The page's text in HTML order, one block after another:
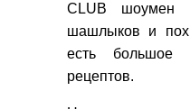
CLUB шоумен
шашлыков и
есть большое
рецептов.